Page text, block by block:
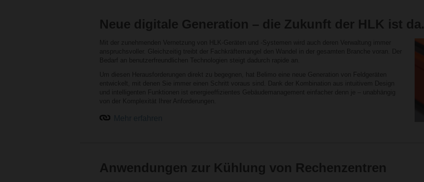
Neue digitale Generation – die Zukunft der HLK ist da.
Mit der zunehmenden Vernetzung von HLK-Geräten und -Systemen wird auch deren Verwaltung immer
anspruchsvoller. Gleichzeitig treibt der Fachkräftemangel den Wandel in der gesamten Branche voran. Der
Bedarf an benutzerfreundlichen Technologien steigt dadurch rapide an.
Um diesen Herausforderungen direkt zu begegnen, hat Belimo eine neue Generation von Feldgeräten
entwickelt, mit denen Sie immer einen Schritt voraus sind. Dank der Kombination aus intuitivem Design
und intelligenten Funktionen ist energieeffizientes Gebäudemanagement einfacher denn je – unabhängig
von der Komplexität Ihrer Anforderungen.
Anwendungen zur Kühlung von Rechenzentren